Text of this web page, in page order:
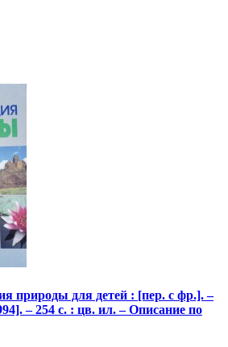
природы для детей : [пер. с фр.]. –
– 254 с. : цв. ил. – Описание по